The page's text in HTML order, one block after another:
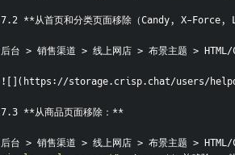
7.2 **从首页和分类页面移除（Candy, X-Force,
后台 > 销售渠道 > 线上网店 > 布景主题 >
![](https://storage.crisp.chat/users/
7.3 **从商品页面移除：**
后台 > 销售渠道 > 线上网店 > 布景主题 >